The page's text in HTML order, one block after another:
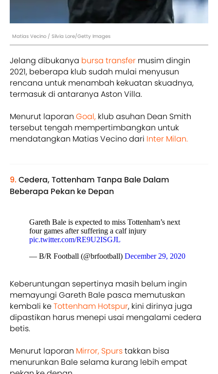
Matias Vecino / Silvia Lore/Getty Images
Jelang dibukanya bursa transfer musim dingin
2021, beberapa klub sudah mulai menyusun
rencana untuk menambah kekuatan skuadnya,
termasuk di antaranya Aston Villa.
Menurut laporan Goal, klub asuhan Dean Smith
tersebut tengah mempertimbangkan untuk
mendatangkan Matias Vecino dari Inter Milan.
9. Cedera, Tottenham Tanpa Bale Dalam
Beberapa Pekan ke Depan
Gareth Bale is expected to miss Tottenham’s next
four games after suffering a calf injury
pic.twitter.com/RE9U2ISGJL
— B/R Football (@brfootball) December 29, 2020
Keberuntungan sepertinya masih belum ingin
memayungi Gareth Bale pasca memutuskan
kembali keTottenham Hotspur, kini dirinya juga
dipastikan harus menepi usai mengalami cedera
betis.
Menurut laporan Mirror, Spurstakkan bisa
menurunkan Bale selama kurang lebih empat